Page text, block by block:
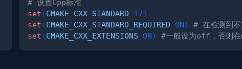
# 设置Cpp标准
set (CMAKE_CXX_STANDARD 17)
set (CMAKE_CXX_STANDARD_REQUIRED ON)
# 在检测到不
set (CMAKE_CXX_EXTENSIONS ON) #一般设为off，否则在